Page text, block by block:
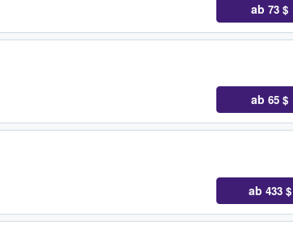
ab 73 $
ab 65 $
ab 433 $